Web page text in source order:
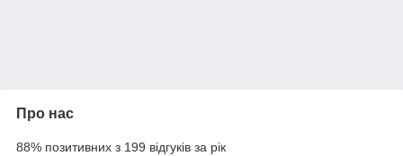
Про нас
88% позитивних з 199 відгуків за рік